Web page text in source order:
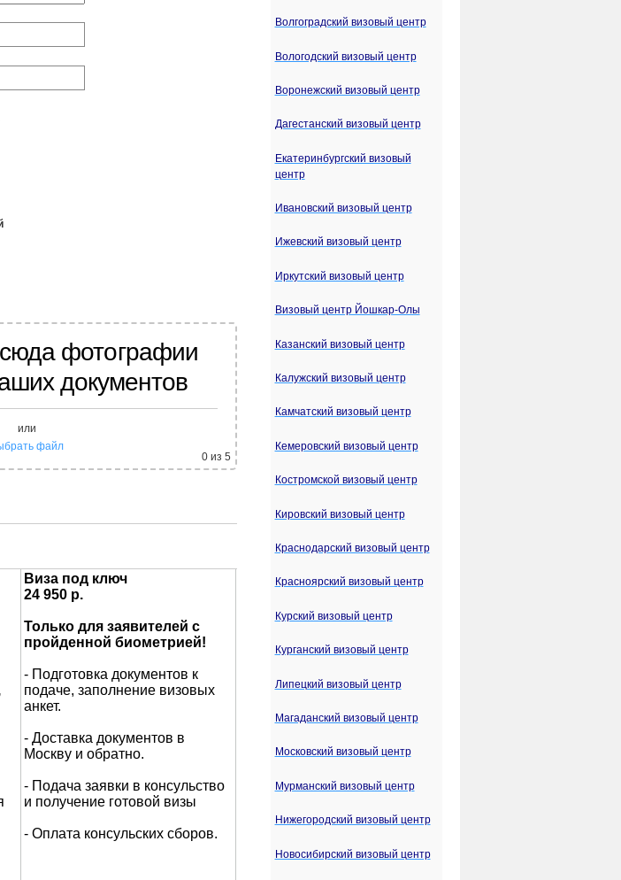
фотографии
документов
или
файл
0из 5
Волгоградский визовый центр
Вологодский визовый центр
Воронежский визовый центр
Дагестанский визовый центр
Екатеринбургский визовый
центр
Ивановский визовый центр
Ижевский визовый центр
Иркутский визовый центр
Визовый центр Йошкар-Олы
Казанский визовый центр
Калужский визовый центр
Камчатский визовый центр
Кемеровский визовый центр
Костромской визовый центр
Кировский визовый центр
Краснодарский визовый центр
Красноярский визовый центр
Курский визовый центр
Курганский визовый центр
Липецкий визовый центр
Магаданский визовый центр
Московский визовый центр
Мурманский визовый центр
Нижегородский визовый центр
Новосибирский визовый центр